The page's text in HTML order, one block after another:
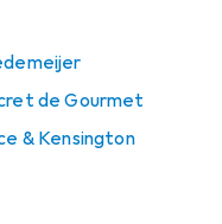
de Gourmet
& Kensington